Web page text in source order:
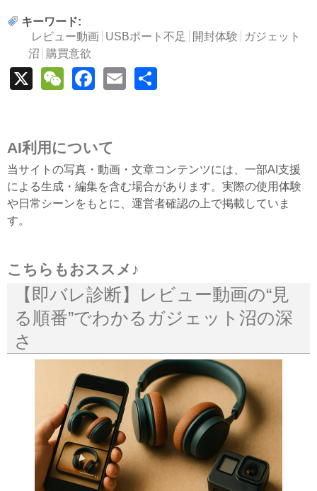
キーワード:
レビュー動画
USBポート不足 開封体験
ガジェット
沼
購買意欲
X WeChat
Facebook
Email
AI利用について
当サイトの写真・動画・文章コンテンツには、一部AI支援
による生成・編集を含む場合があります。実際の使用体験
や日常シーンをもとに、運営者確認の上で掲載していま
す。
こちらもおススメ♪
【即バレ診断】レビュー動画の“見
る順番”でわかるガジェット沼の深
さ